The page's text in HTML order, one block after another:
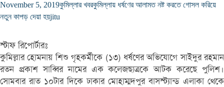
November 5, 2019কুমিল্লার খবরকুমিল্লায় ধর্ষণের আলামত নষ্ট করতে গোসল করিয়ে
নতুন কাপড় দেয়া হয়jitu
স্টাফ রিপোর্টারঃ
কুমিল্লার হোমনায় শিশু গৃহকর্মীকে (১৩) ধর্ষণের অভিযোগে সাইদুর রহমান
রতন প্রকাশ সাব্বির নামের এক কলেজছাত্রকে আটক করেছে পুলিশ।
সোমবার রাত ১০টার দিকে ঢাকার মোহাম্মদপুর বাসস্ট্যান্ড এলাকা থেকে